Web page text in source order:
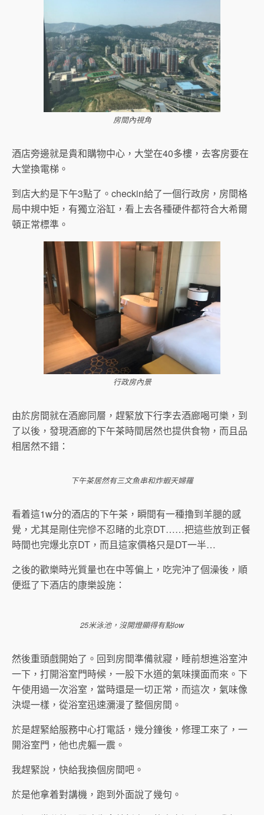
房間內視角
酒店旁邊就是貴和購物中心，大堂在40多樓，去客房要在
大堂換電梯。
到店大約是下午3點了。checkin給了一個行政房，房間格
局中規中矩，有獨立浴缸，看上去各種硬件都符合大希爾
頓正常標準。
行政房內景
由於房間就在酒廊同層，趕緊放下行李去酒廊喝可樂，到
了以後，發現酒廊的下午茶時間居然也提供食物，而且品
相居然不錯：
下午茶居然有三文魚串和炸蝦天婦羅
看着這1w分的酒店的下午茶，瞬間有一種擼到羊腿的感
覺，尤其是剛住完慘不忍睹的北京DT……把這些放到正餐
時間也完爆北京DT，而且這家價格只是DT一半…
之後的歡樂時光質量也在中等偏上，吃完沖了個澡後，順
便逛了下酒店的康樂設施：
25米泳池，沒開燈顯得有點low
然後重頭戲開始了。回到房間準備就寢，睡前想進浴室沖
一下，打開浴室門時候，一股下水道的氣味撲面而來。下
午使用過一次浴室，當時還是一切正常，而這次，氣味像
決堤一樣，從浴室迅速瀰漫了整個房間。
於是趕緊給服務中心打電話，幾分鐘後，修理工來了，一
開浴室門，他也虎軀一震。
我趕緊說，快給我換個房間吧。
於是他拿着對講機，跑到外面說了幾句。